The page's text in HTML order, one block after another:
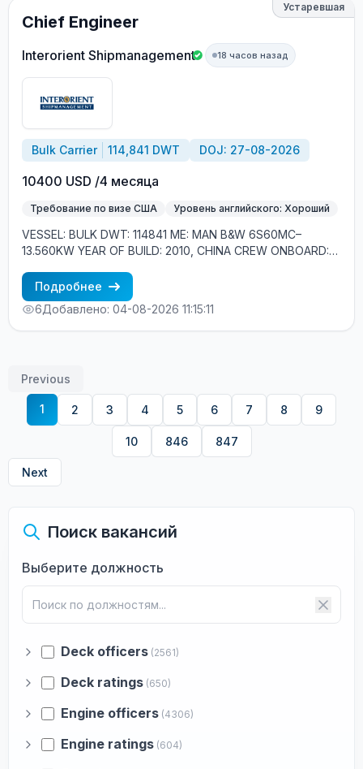
Поиск вакансий
Выберите должность
Deck officers (2561)
Deck ratings (650)
Engine officers (4306)
Engine ratings (604)
Устаревшая
Chief Engineer
Interorient Shipmanagement 18 часов назад
Bulk Carrier 114,841 DWT DOJ: 27-08-2026
10400 USD /4 месяца
Требование по визе США Уровень английского: Хороший
VESSEL: BULK DWT: 114841 ME: MAN B&W 6S60MC–
13.560KW YEAR OF BUILD: 2010, CHINA CREW ONBOARD:
GOOD ENGLISH - EXPERIENCE MIN. 1YEAR IN RANK -
PANAMAX OR BIGGER EXPERIENCE - US VISA
Подробнее
6Добавлено: 04-08-2026 11:15:11
Previous
1 2 3 4 5 6 7 8 9
10 846 847
Next